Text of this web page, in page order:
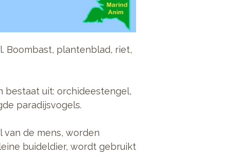
Boombast, plantenblad, riet,
bestaat uit: orchideestengel,
paradijsvogels.
van de mens, worden
buideldier, wordt gebruikt